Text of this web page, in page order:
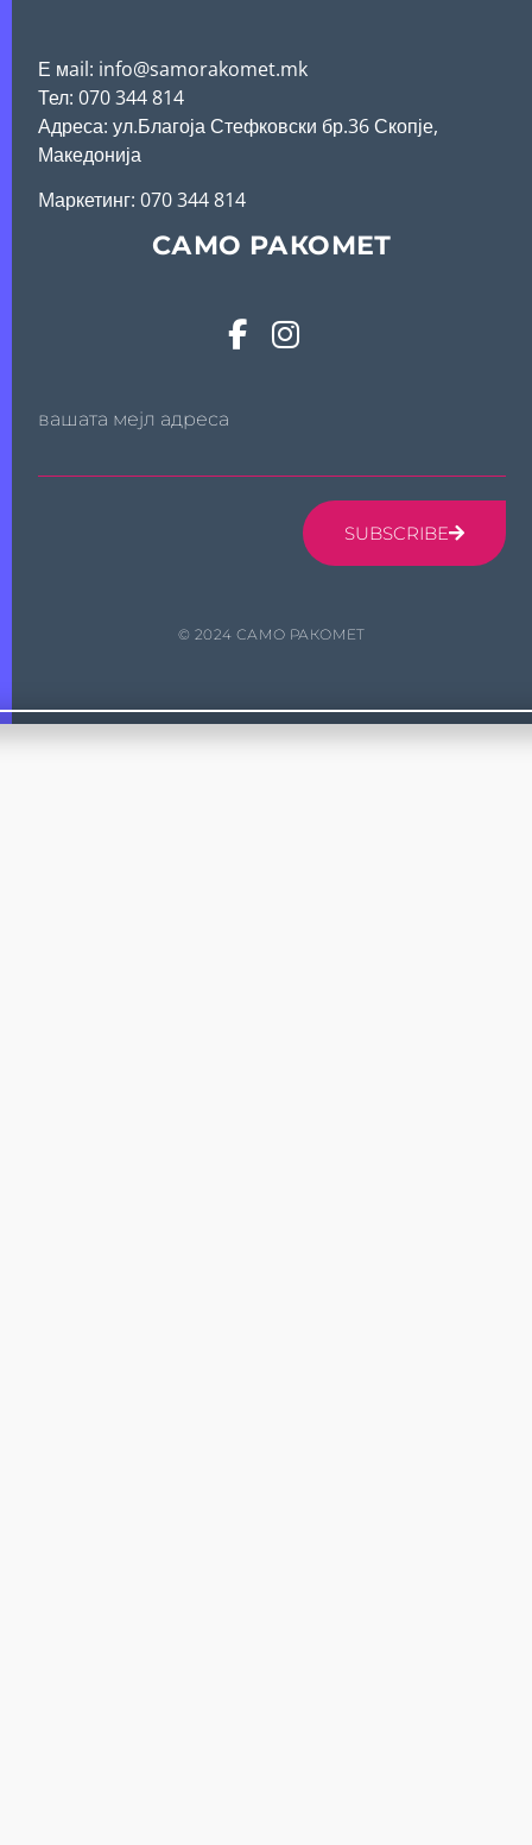
Е мail: info@samorakomet.mk
Тел: 070 344 814
Адреса: ул.Благоја Стефковски бр.36 Скопје,
Македонија
Mаркетинг: 070 344 814
САМО РАКОМЕТ
вашата мејл адреса
SUBSCRIBE
© 2024 САМО РАКОМЕТ